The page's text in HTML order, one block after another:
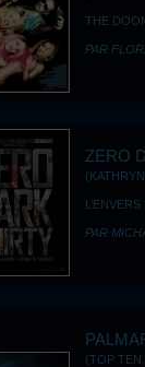
THE
PAR
ZERO
L’ENVERS
PAR
(TOP